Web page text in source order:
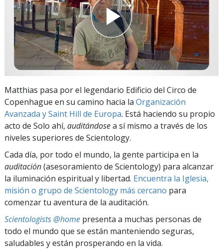
Matthias pasa por el legendario Edificio del Circo de
Copenhague en su camino hacia la Organización
Avanzada y Saint Hill de Europa. Está haciendo su propio
acto de Solo ahí, auditándosea sí mismo a través de los
niveles superiores de Scientology.
Cada día, por todo el mundo, la gente participa en la
auditación(asesoramiento de Scientology) para alcanzar
la iluminación espiritual y libertad. Encuentra la Iglesia,
misión o grupo de Scientology más cercano para
comenzar tu aventura de la auditación.
Scientologists @home presenta a muchas personas de
todo el mundo que se están manteniendo seguras,
saludables y están prosperando en la vida.